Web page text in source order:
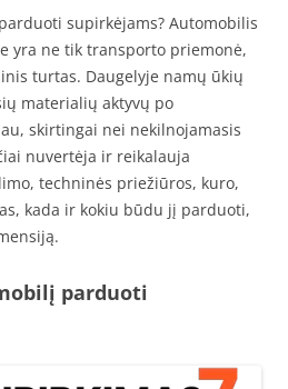
supirkėjams? Automobilis
yra ne tik transporto priemonė,
turtas. Daugelyje namų ūkių
materialių aktyvų po
skirtingai nei nekilnojamasis
nuvertėja ir reikalauja
techninės priežiūros, kuro,
kada ir kokiu būdu jį parduoti,
parduoti